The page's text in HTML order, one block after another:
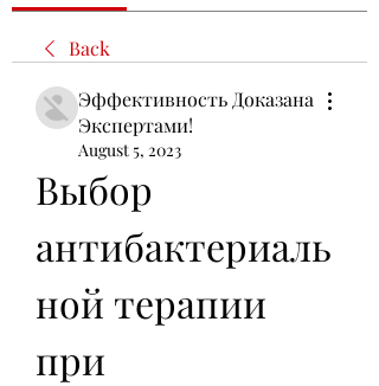
Back
Эффективность Доказана
Экспертами!
August 5, 2023
Выбор
антибактериаль
ной терапии
при